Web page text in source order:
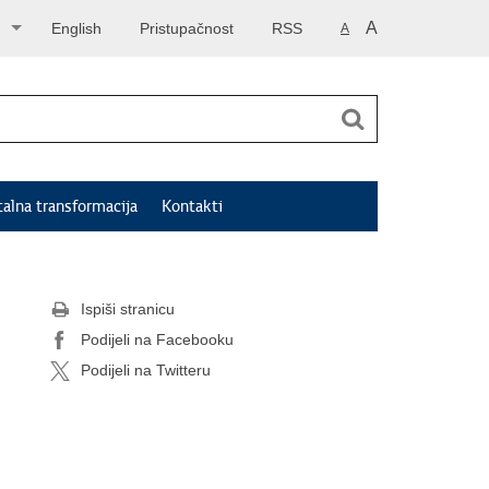
A A
RSS
Pristupačnost
English
transformacija Kontakti
Ispiši stranicu
Podijeli na Facebooku
Podijeli na Twitteru